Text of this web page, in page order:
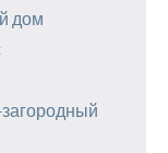
дом